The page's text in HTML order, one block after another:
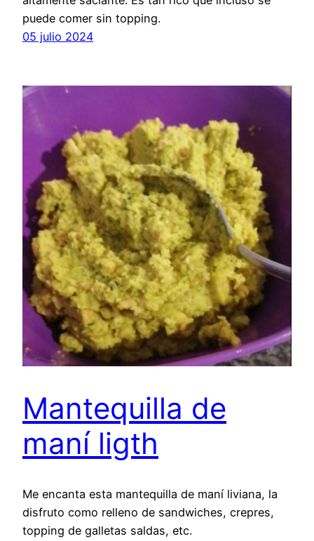
puede comer sin topping.
05 julio 2024
Mantequilla de
maní ligth
Me encanta esta mantequilla de maní liviana, la
disfruto como relleno de sandwiches, crepres,
topping de galletas saldas, etc.